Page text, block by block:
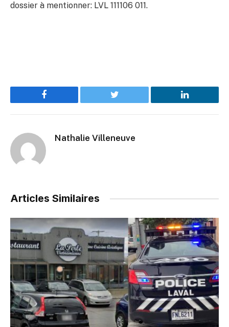
dossier à mentionner: LVL 111106 011.
Facebook Twitter LinkedIn
Nathalie Villeneuve
Articles Similaires